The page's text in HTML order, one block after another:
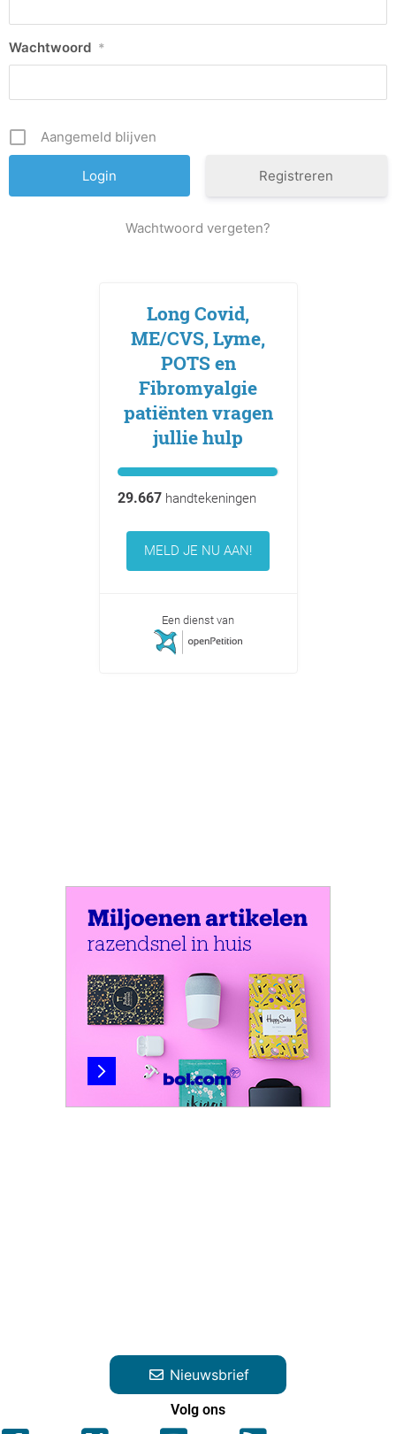
Wachtwoord *
Aangemeld blijven
Registreren
Wachtwoord vergeten?
Long Covid,
ME/CVS, Lyme,
POTS en
Fibromyalgie
patiënten vragen
jullie hulp
29.667handtekeningen
MELD JE NU AAN!
Een dienst van
Nieuwsbrief
Volg ons